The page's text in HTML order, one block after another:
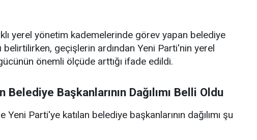
yerel yönetim kademelerinde görev yapan belediye
belirtilirken, geçişlerin ardından Yeni Parti'nin yerel
önemli ölçüde arttığı ifade edildi.
Başkanlarının Dağılımı Belli Oldu
Yeni Parti'ye katılan belediye başkanlarının dağılımı şu